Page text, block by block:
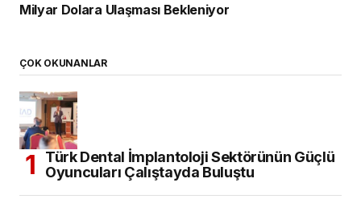
Milyar Dolara Ulaşması Bekleniyor
ÇOK OKUNANLAR
Türk Dental İmplantoloji Sektörünün Güçlü
Oyuncuları Çalıştayda Buluştu